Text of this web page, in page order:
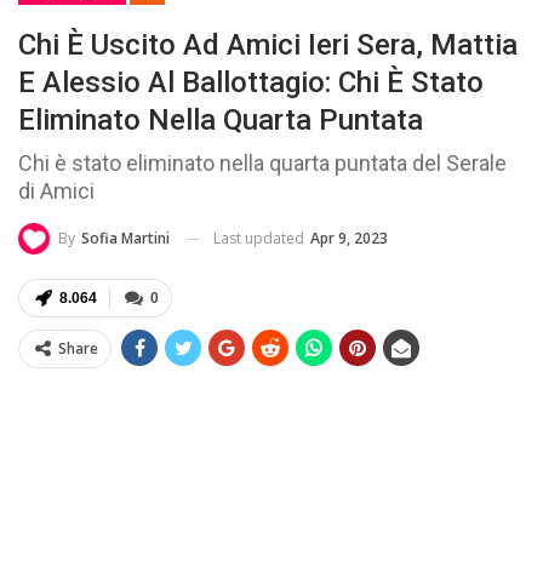
Chi È Uscito Ad Amici Ieri Sera, Mattia
E Alessio Al Ballottagio: Chi È Stato
Eliminato Nella Quarta Puntata
Chi è stato eliminato nella quarta puntata del Serale
di Amici
By Sofia Martini Last updated Apr 9, 2023
0
8.064
Share